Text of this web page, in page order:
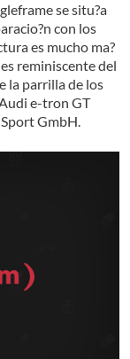
se situ?a
con los
es mucho ma?
reminiscente del
la parrilla de los
e-tron GT
GmbH.